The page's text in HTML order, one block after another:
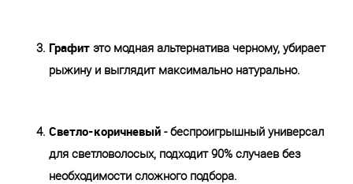
Графит это модная альтернатива черному, убирает
рыжину и выглядит максимально натурально.
Светло-коричневый - беспроигрышный универсал
для светловолосых, подходит 90% случаев без
необходимости сложного подбора.